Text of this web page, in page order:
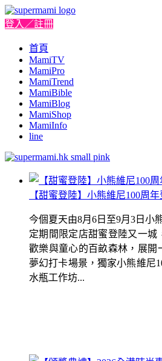
登入／註冊
首頁
MamiTV
MamiPro
MamiTrend
MamiBible
MamiBlog
MamiShop
MamiInfo
line
【甜蜜登陸】小熊維尼100周
今個夏天由8月6日至9月3日小
定期間限定店甜蜜登陸又一城
歡樂與童心的百畝森林，展開
夢幻打卡場景，獨家小熊維尼
水瓶工作坊...